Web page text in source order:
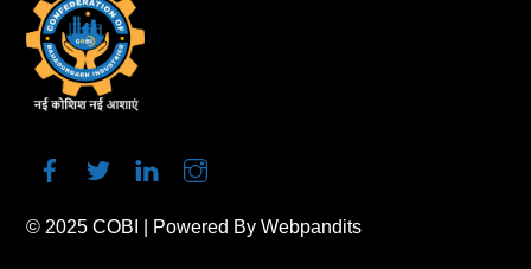
© 2025COBI | Powered ByWebpandits